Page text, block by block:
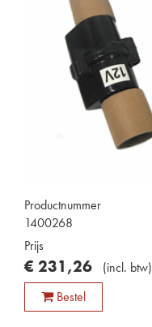
Productnummer
1400268
Prijs
€ 231,26 (incl. btw)
Bestel